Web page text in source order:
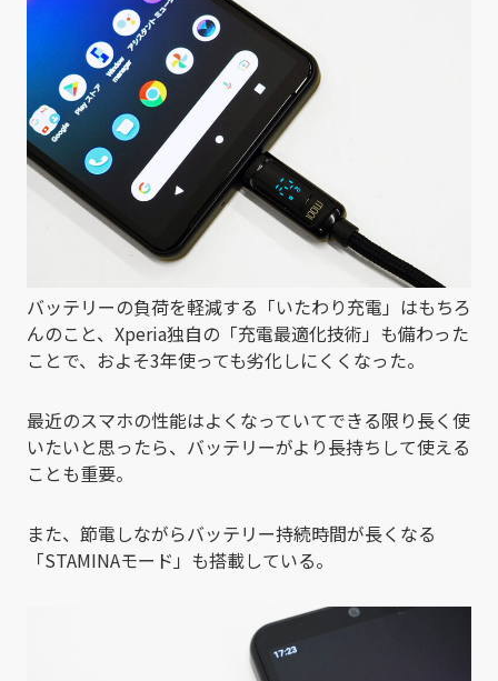
バッテリーの負荷を軽減する「いたわり充電」はもちろ
んのこと、Xperia独自の「充電最適化技術」も備わった
ことで、およそ3年使っても劣化しにくくなった。
最近のスマホの性能はよくなっていてできる限り長く使
いたいと思ったら、バッテリーがより長持ちして使える
ことも重要。
また、節電しながらバッテリー持続時間が長くなる
「STAMINAモード」も搭載している。